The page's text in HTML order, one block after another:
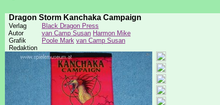
Dragon Storm Kanchaka Campaign
Verlag
Black Dragon Press
Autor
van Camp Susan Harmon Mike
Grafik
Poole Mark van Camp Susan
Redaktion